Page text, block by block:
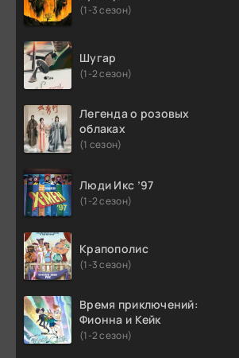
(1-3 сезон)
Шугар
(1-2 сезон)
Легенда о розовых
облаках
(1 сезон)
Люди Икс ’97
(1-2 сезон)
Крапополис
(1-3 сезон)
Время приключений:
Фионна и Кейк
(1-2 сезон)